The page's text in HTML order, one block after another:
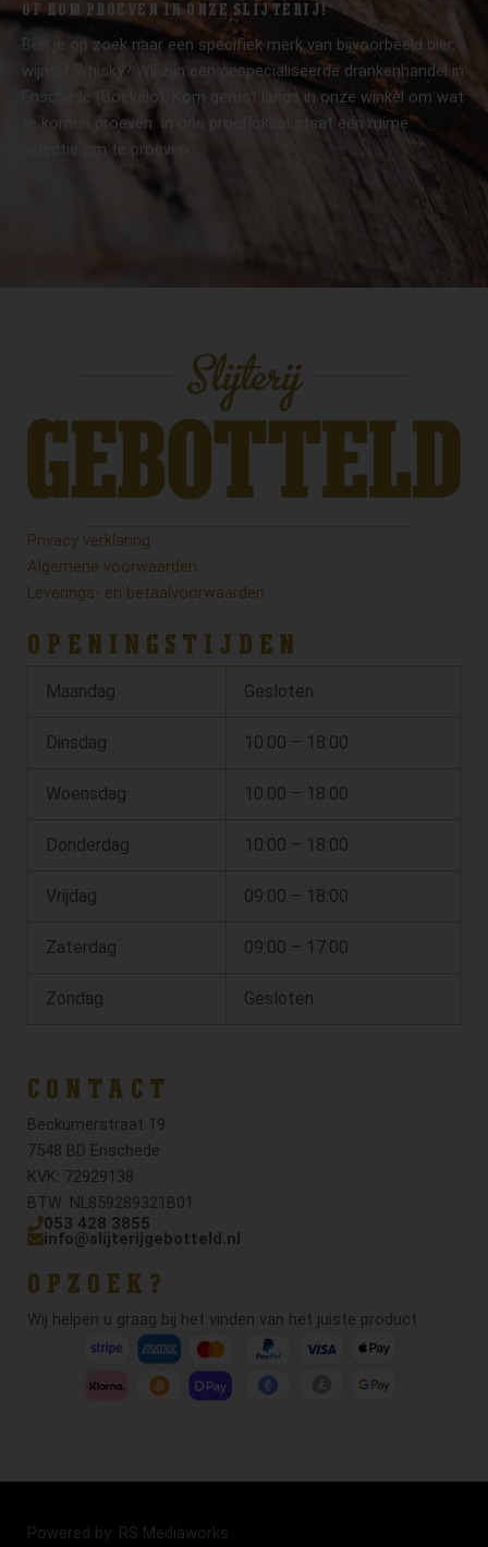
OF KOM PROEVEN IN ONZE SLIJTERIJ!
Ben je op zoek naar een specifiek merk van bijvoorbeeld bier,
wijn of Whisky? Wij zijn een gespecialiseerde drankenhandel in
Enschede (Boekelo). Kom gerust langs in onze winkel om wat
te komen proeven. In ons proeflokaal staat een ruime
selectie om te proeven.
Privacy verklaring
Algemene voorwaarden
Leverings- en betaalvoorwaarden
OPENINGSTIJDEN
Maandag Gesloten
Dinsdag 10:00 – 18:00
Woensdag 10:00 – 18:00
Donderdag 10:00 – 18:00
Vrijdag 09:00 – 18:00
Zaterdag 09:00 – 17:00
Zondag Gesloten
CONTACT
Beckumerstraat 19
7548 BD Enschede
KVK: 72929138
BTW: NL859289321B01
053 428 3855
info@slijterijgebotteld.nl
OPZOEK?
Wij helpen u graag bij het vinden van het juiste product.
Powered by: RS Mediaworks